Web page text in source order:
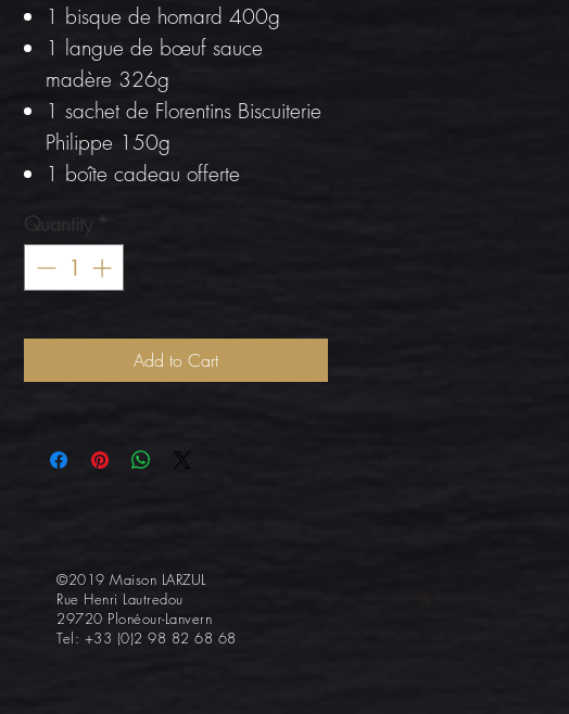
1 bisque de homard 400g
1 langue de bœuf sauce
madère 326g
1 sachet de Florentins Biscuiterie
Philippe 150g
1 boîte cadeau offerte
Quantity *
Add to Cart
©2019 Maison LARZUL
Rue Henri Lautredou
29720 Plonéour-Lanvern
Tel: +33 (0)2 98 82 68 68